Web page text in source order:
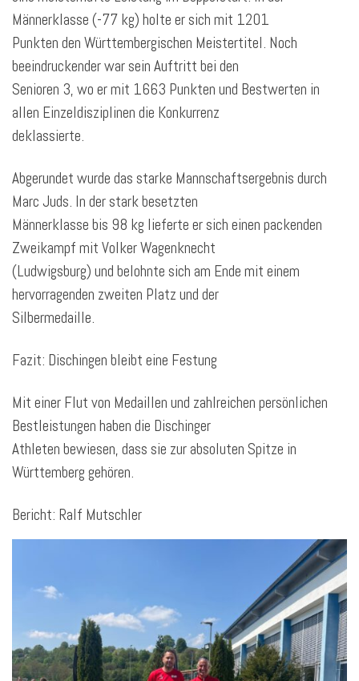
Männerklasse (-77 kg) holte er sich mit 1201
Punkten den Württembergischen Meistertitel. Noch
beeindruckender war sein Auftritt bei den
Senioren 3, wo er mit 1663 Punkten und Bestwerten in
allen Einzeldisziplinen die Konkurrenz
deklassierte.
Abgerundet wurde das starke Mannschaftsergebnis durch
Marc Juds. In der stark besetzten
Männerklasse bis 98 kg lieferte er sich einen packenden
Zweikampf mit Volker Wagenknecht
(Ludwigsburg) und belohnte sich am Ende mit einem
hervorragenden zweiten Platz und der
Silbermedaille.
Fazit: Dischingen bleibt eine Festung
Mit einer Flut von Medaillen und zahlreichen persönlichen
Bestleistungen haben die Dischinger
Athleten bewiesen, dass sie zur absoluten Spitze in
Württemberg gehören.
Bericht: Ralf Mutschler